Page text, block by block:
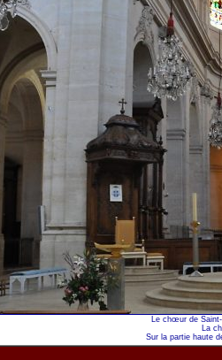
Le chœur de
La
Sur la partie haute